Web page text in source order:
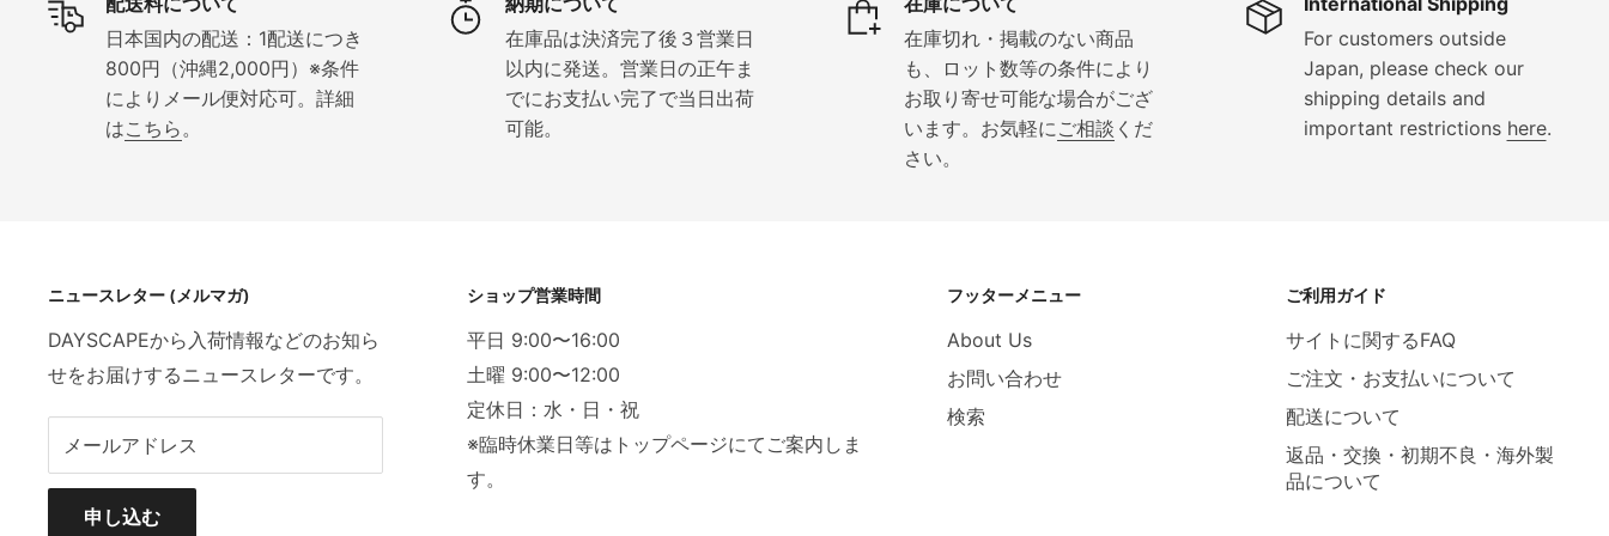
日本国内の配送：1配送につき
800円（沖縄2,000円）※条件
によりメール便対応可。詳細
はこちら 。
在庫品は決済完了後３営業日
以内に発送。営業日の正午ま
でにお支払い完了で当日出荷
可能。
在庫切れ・掲載のない商品
も、ロット数等の条件により
お取り寄せ可能な場合がござ
います。お気軽に ご相談 くだ
さい。
For customers outside
Japan, please check our
shipping details and
important restrictions here.
ニュースレター (メルマガ)
DAYSCAPEから入荷情報などのお知ら
せをお届けするニュースレターです。
メールアドレス
申し込む
ショップ営業時間
平日 9:00〜16:00
土曜 9:00〜12:00
定休日：水・日・祝
※臨時休業日等はトップページにてご案内しま
す。
フッターメニュー
About Us
お問い合わせ
検索
ご利用ガイド
サイトに関するFAQ
ご注文・お支払いについて
配送について
返品・交換・初期不良・海外製
品について